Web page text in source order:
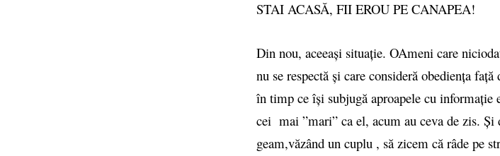
STAI ACASĂ, FII EROU PE CANAPEA!
Din nou, aceeași situație. OAmeni care
nu se respectă și care consideră obediența
în timp ce își subjugă aproapele cu
cei mai ”mari” ca el, acum au ceva de zis. Și
geam,văzând un cuplu , să zicem că râde pe